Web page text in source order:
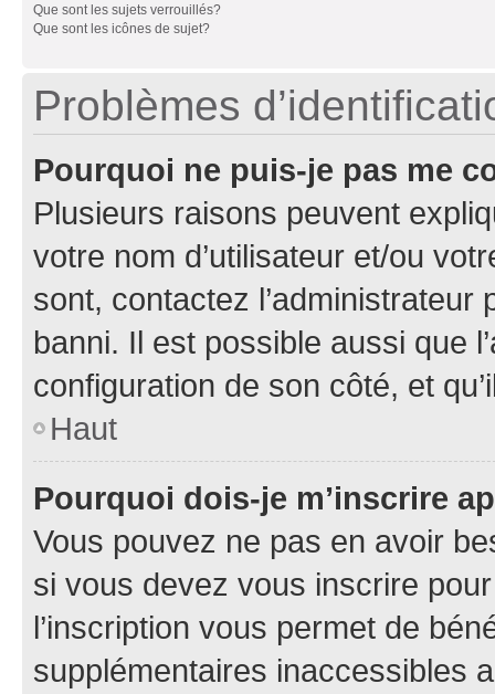
Que sont les sujets verrouillés?
Que sont les icônes de sujet?
Problèmes
Pourquoi ne puis-je pas me
Plusieurs raisons peuvent
votre nom d’utilisateur et/ou
sont, contactez l’administrateur
banni. Il est possible aussi que
configuration de son côté, et
Haut
Pourquoi dois-je m’inscrire
Vous pouvez ne pas en avoir
si vous devez vous inscrire
l’inscription vous permet de
supplémentaires inaccessibles